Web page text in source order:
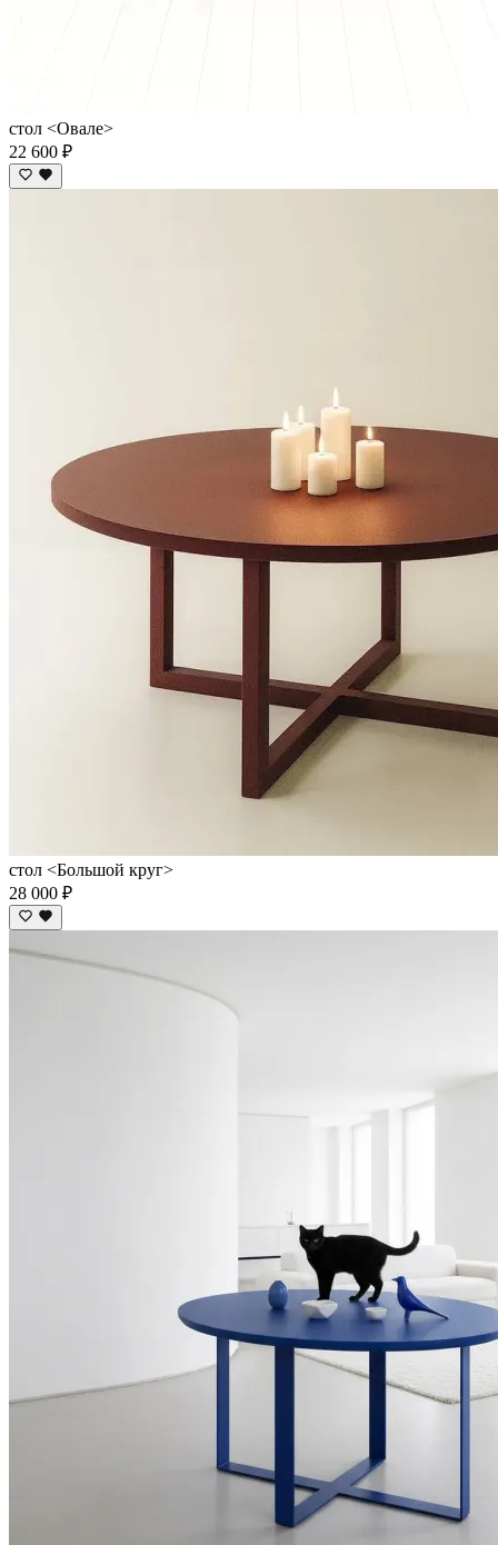
стол <Овале>
22 600 ₽
стол <Большой круг>
28 000 ₽